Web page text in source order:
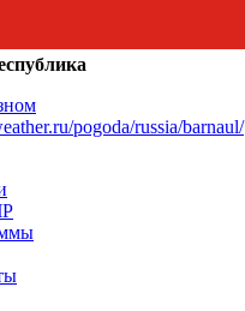
pogoda/russia/barnaul/